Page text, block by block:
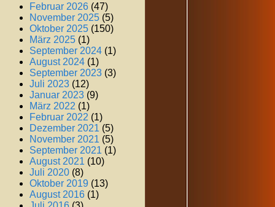
Februar 2026 (47)
November 2025 (5)
Oktober 2025 (150)
März 2025 (1)
September 2024 (1)
August 2024 (1)
September 2023 (3)
Juli 2023 (12)
Januar 2023 (9)
März 2022 (1)
Februar 2022 (1)
Dezember 2021 (5)
November 2021 (5)
September 2021 (1)
August 2021 (10)
Juli 2020 (8)
Oktober 2019 (13)
August 2016 (1)